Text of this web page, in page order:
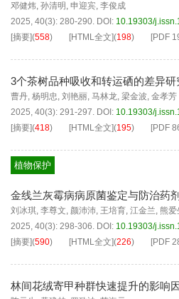
邓健炜, 孙清明 , 申迎宾, 李俊成
2025, 40(3): 280-290. DOI: 10.19303/
[摘要](558) [HTML全文](198) [PDF
3个茶树品种吸收和转运硒的差异研
曹丹, 杨明忠, 刘艳丽, 马林龙, 梁金波, 金孝芳
2025, 40(3): 291-297. DOI: 10.19303/
[摘要](418) [HTML全文](195) [PDF
植物保护
金线兰灰霉病病原菌鉴定与防治药
刘冰琪, 李尊文, 颜沛沛, 王培育, 江金兰, 熊爱
2025, 40(3): 298-306. DOI: 10.19303/
[摘要](590) [HTML全文](226) [PDF
林间花绒寄甲种群快速提升的影响